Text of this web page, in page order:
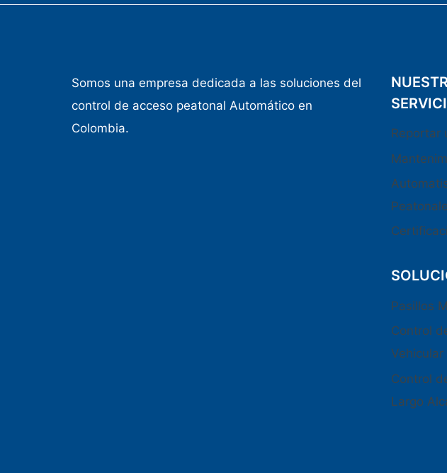
Somos una empresa dedicada a las soluciones del
control de acceso peatonal Automático en
Colombia.
Reportar
Pasillos
Control
Vehicular
Control
Largo